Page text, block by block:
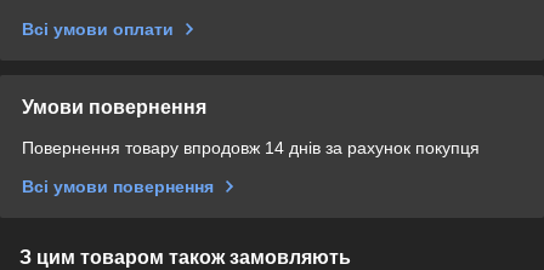
Всі умови оплати
Умови повернення
Повернення товару впродовж 14 днів за рахунок покупця
Всі умови повернення
З цим товаром також замовляють